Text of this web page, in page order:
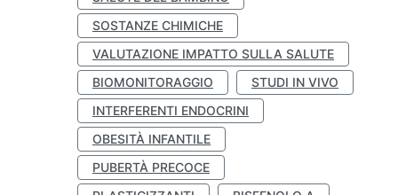
SOSTANZE CHIMICHE
VALUTAZIONE IMPATTO SULLA SALUTE
BIOMONITORAGGIO
STUDI IN VIVO
INTERFERENTI ENDOCRINI
OBESITÀ INFANTILE
PUBERTÀ PRECOCE